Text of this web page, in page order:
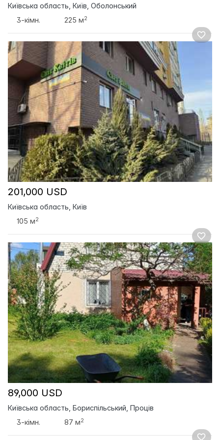
Київська область, Київ, Оболонський
3-кімн.
225 м2
201,000 USD
Київська область, Київ
105 м2
89,000 USD
Київська область, Бориспільський, Проців
3-кімн.
87 м2